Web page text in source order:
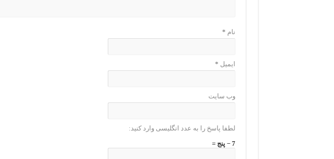
نام *
ایمیل *
وب‌ سایت
لطفا پاسخ را به عدد انگلیسی وارد کنید:
7 − پنج =